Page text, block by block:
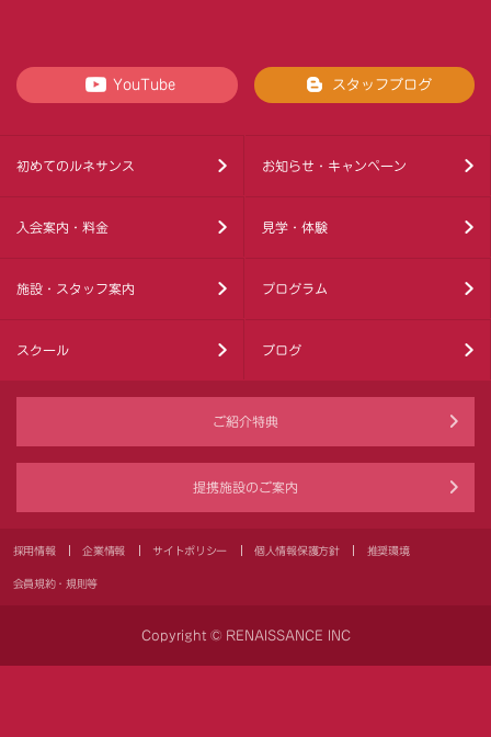
YouTube スタッフブログ
初めてのルネサンス お知らせ・キャンペーン
入会案内・料金 見学・体験
施設・スタッフ案内 プログラム
スクール ブログ
ご紹介特典
提携施設のご案内
採用情報 企業情報 サイトポリシー 個人情報保護方針 推奨環境
会員規約・規則等
Copyright © RENAISSANCE INC